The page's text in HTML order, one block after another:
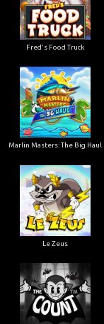
Fred's Food Truck
Marlin Masters: The Big Haul
Le Zeus